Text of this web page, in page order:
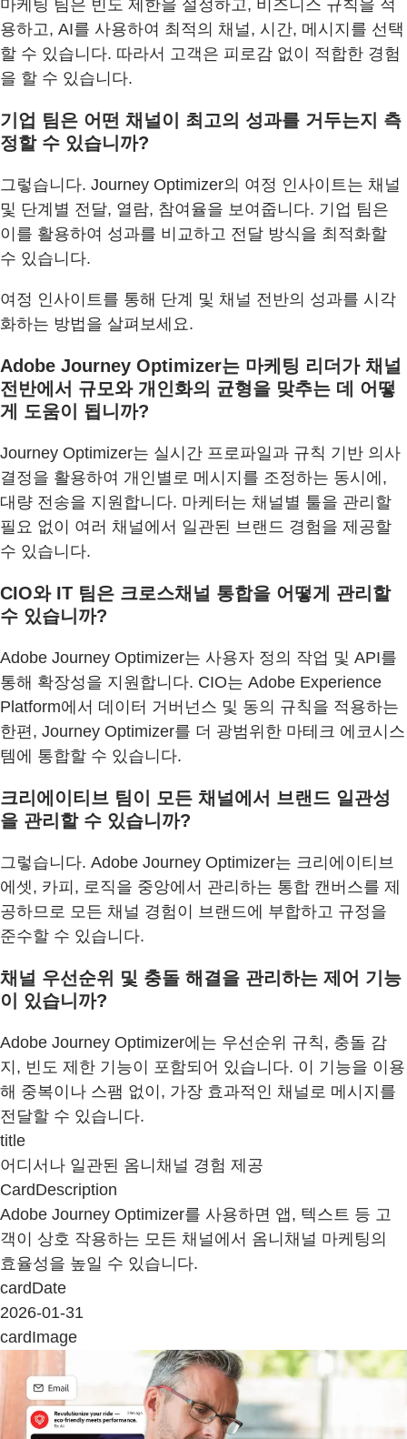
마케팅 팀은 빈도 제한을 설정하고, 비즈니스 규칙을 적
용하고, AI를 사용하여 최적의 채널, 시간, 메시지를 선택
할 수 있습니다. 따라서 고객은 피로감 없이 적합한 경험
을 할 수 있습니다.
기업 팀은 어떤 채널이 최고의 성과를 거두는지 측
정할 수 있습니까?
그렇습니다. Journey Optimizer의 여정 인사이트는 채널
및 단계별 전달, 열람, 참여율을 보여줍니다. 기업 팀은
이를 활용하여 성과를 비교하고 전달 방식을 최적화할
수 있습니다.
여정 인사이트를 통해 단계 및 채널 전반의 성과를 시각
화하는 방법을 살펴보세요.
Adobe Journey Optimizer는 마케팅 리더가 채널
전반에서 규모와 개인화의 균형을 맞추는 데 어떻
게 도움이 됩니까?
Journey Optimizer는 실시간 프로파일과 규칙 기반 의사
결정을 활용하여 개인별로 메시지를 조정하는 동시에,
대량 전송을 지원합니다. 마케터는 채널별 툴을 관리할
필요 없이 여러 채널에서 일관된 브랜드 경험을 제공할
수 있습니다.
CIO와 IT 팀은 크로스채널 통합을 어떻게 관리할
수 있습니까?
Adobe Journey Optimizer는 사용자 정의 작업 및 API를
통해 확장성을 지원합니다. CIO는 Adobe Experience
Platform에서 데이터 거버넌스 및 동의 규칙을 적용하는
한편, Journey Optimizer를 더 광범위한 마테크 에코시스
템에 통합할 수 있습니다.
크리에이티브 팀이 모든 채널에서 브랜드 일관성
을 관리할 수 있습니까?
그렇습니다. Adobe Journey Optimizer는 크리에이티브
에셋, 카피, 로직을 중앙에서 관리하는 통합 캔버스를 제
공하므로 모든 채널 경험이 브랜드에 부합하고 규정을
준수할 수 있습니다.
채널 우선순위 및 충돌 해결을 관리하는 제어 기능
이 있습니까?
Adobe Journey Optimizer에는 우선순위 규칙, 충돌 감
지, 빈도 제한 기능이 포함되어 있습니다. 이 기능을 이용
해 중복이나 스팸 없이, 가장 효과적인 채널로 메시지를
전달할 수 있습니다.
title
어디서나 일관된 옴니채널 경험 제공
CardDescription
Adobe Journey Optimizer를 사용하면 앱, 텍스트 등 고
객이 상호 작용하는 모든 채널에서 옴니채널 마케팅의
효율성을 높일 수 있습니다.
cardDate
2026-01-31
cardImage